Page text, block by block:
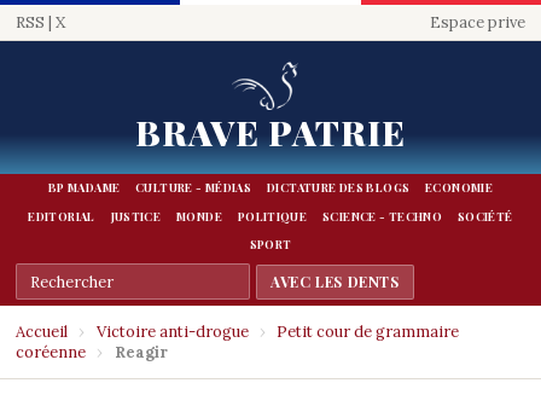
RSS | X Espace prive
BRAVE PATRIE
BP MADAME CULTURE - MÉDIAS DICTATURE DES BLOGS
ECONOMIE
EDITORIAL
JUSTICE MONDE POLITIQUE SCIENCE - TECHNO
SOCIÉTÉ
SPORT
Accueil › Victoire anti-drogue ›
Petit cour de grammaire
coréenne
› Reagir